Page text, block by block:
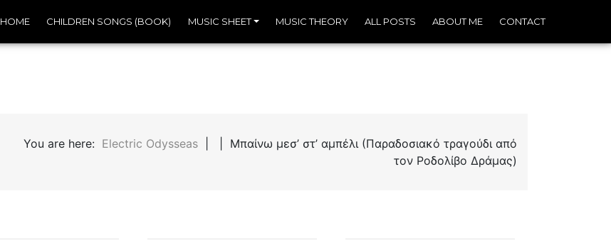
HOME CHILDREN SONGS (BOOK) MUSIC SHEET MUSIC THEORY ALL POSTS ABOUT ME CONTACT
You are here: Electric Odysseas | | Μπαίνω μεσ’ στ’ αμπέλι (Παραδοσιακό τραγούδι από
τον Ροδολίβο Δράμας)